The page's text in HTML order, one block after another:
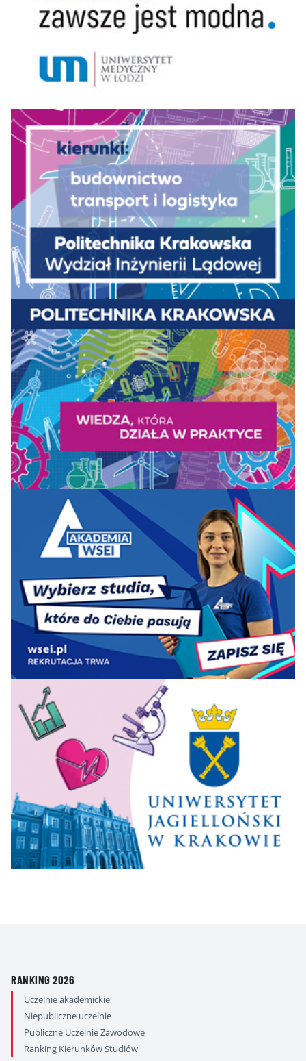
RANKING 2026
Uczelnie akademickie
Niepubliczne uczelnie
Publiczne Uczelnie Zawodowe
Ranking Kierunków Studiów